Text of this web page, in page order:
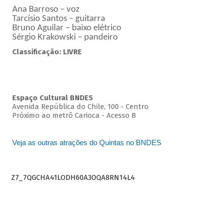
Ana Barroso – voz
Tarcísio Santos – guitarra
Bruno Aguilar – baixo elétrico
Sérgio Krakowski – pandeiro
Classificação: LIVRE
Espaço Cultural BNDES
Avenida República do Chile, 100 - Centro
Próximo ao metrô Carioca - Acesso B
Veja as outras atrações do Quintas no BNDES
Z7_7QGCHA41LODH60A3OQA8RN14L4